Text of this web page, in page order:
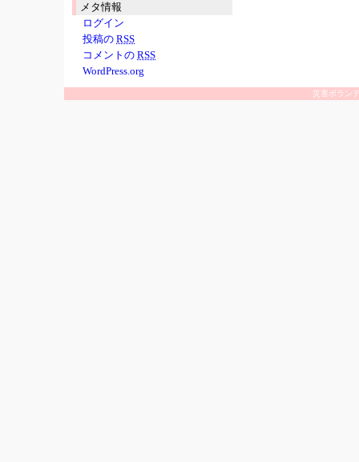
メタ情報
ログイン
投稿の RSS
コメントの RSS
WordPress.org
災害ボラン